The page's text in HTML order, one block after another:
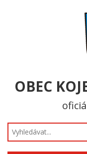
OBEC
Hledat